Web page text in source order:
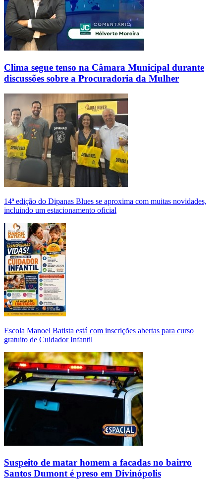
Clima segue tenso na Câmara Municipal durante
discussões sobre a Procuradoria da Mulher
14ª edição do Dipanas Blues se aproxima com muitas novidades,
incluindo um estacionamento oficial
Escola Manoel Batista está com inscrições abertas para curso
gratuito de Cuidador Infantil
Suspeito de matar homem a facadas no bairro
Santos Dumont é preso em Divinópolis